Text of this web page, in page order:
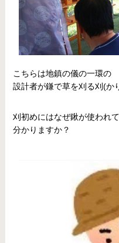
こちらは地鎮の儀の一環の
設計者が鎌で草を刈る刈(か
刈初めにはなぜ鍬が使われ
分かりますか？